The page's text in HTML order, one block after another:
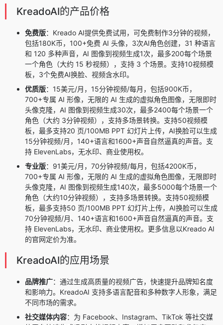
KreadoAI的产品价格
免费版：Kreado AI提供免费试用，可免费制作3分钟的视频，
包括180K币， 100+免费 AI 头像，3次AI角色创建，31 种语言
和 120 多种声音，AI 图像到视频生成1次，最多200每个场景
一个角色（大约 15 秒视频），支持 3 个场景。支持10视频模
板，3个免费AI换脸、视频含水印。
优质版：15美元/月，15分钟视频/每月，包括900K币，
700+专属 AI 形像，无限的 AI 生成的虚拟角色图像，无限即时
头像克隆，AI 图像到视频生成30次，最多2400每个场景一个
角色（大约 3分钟视频），支持多场景转换。支持50视频模
板，最多支持20 页/100MB PPT 幻灯片上传，AI换脸可以生成
15分钟视频/月， 140+语言和1600+声音自然逼真的声音。支
持 ElevenLabs，无水印、商业使用权。
专业版：91美元/月，70分钟视频/每月，包括4200K币，
700+专属 AI 形像，无限的 AI 生成的虚拟角色图像，无限即时
头像克隆，AI 图像到视频生成140次，最多5000每个场景一个
角色（大约10分钟视频），支持多场景转换。支持50视频模
板，最多支持50 页/100MB PPT 幻灯片上传，AI换脸可以生成
70分钟视频/月、 140+语言和1600+声音自然逼真的声音。支
持 ElevenLabs，无水印、商业使用权。更多信息以Kreado AI
的官网定价为准。
KreadoAI的应用场景
品牌推广：通过生成高质量的视频广告，快速提升品牌知名度
和影响力。KreadoAI 支持多语言配音和多种数字人形象，满足
不同市场的需求。
社交媒体内容：为 Facebook、Instagram、TikTok 等社交媒